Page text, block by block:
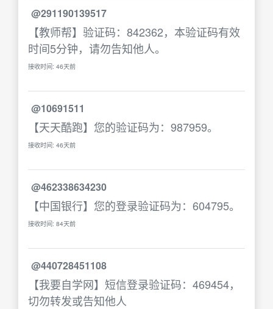
@291190139517
【教师帮】验证码：842362，本验证码有效
时间5分钟，请勿告知他人。
接收时间: 46天前
@10691511
【天天酷跑】您的验证码为：987959。
接收时间: 46天前
@462338634230
【中国银行】您的登录验证码为：604795。
接收时间: 84天前
@440728451108
【我要自学网】短信登录验证码：469454，
切勿转发或告知他人